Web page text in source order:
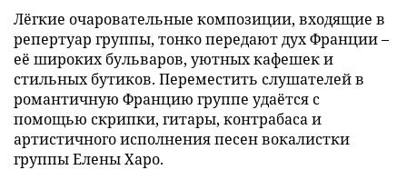
Лёгкие очаровательные композиции, входящие в
репертуар группы, тонко передают дух Франции –
её широких бульваров, уютных кафешек и
стильных бутиков. Переместить слушателей в
романтичную Францию группе удаётся с
помощью скрипки, гитары, контрабаса и
артистичного исполнения песен вокалистки
группы Елены Харо.